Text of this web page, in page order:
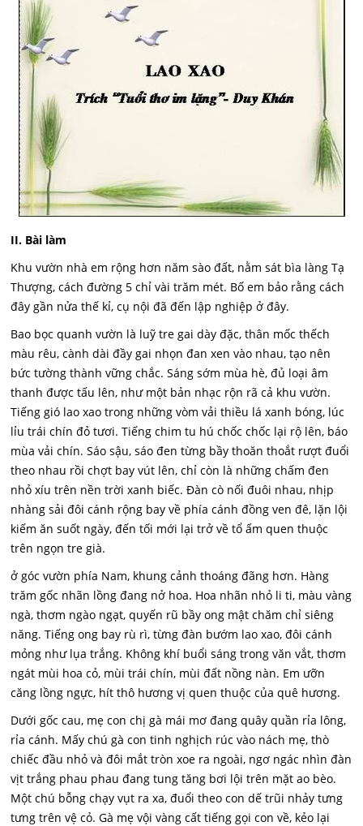
II. Bài làm
Khu vườn nhà em rộng hơn năm sào đất, nằm sát bìa làng Tạ
Thượng, cách đường 5 chỉ vài trăm mét. Bố em bảo rằng cách
đây gần nửa thế kỉ, cụ nội đã đến lập nghiệp ở đây.
Bao bọc quanh vườn là luỹ tre gai dày đặc, thân mốc thếch
màu rêu, cành dài đầy gai nhọn đan xen vào nhau, tạo nên
bức tường thành vững chắc. Sáng sớm mùa hè, đủ loại âm
thanh được tấu lên, như một bản nhạc rộn rã cả khu vườn.
Tiếng gió lao xao trong những vòm vải thiều lá xanh bóng, lúc
lỉu trái chín đỏ tươi. Tiếng chim tu hú chốc chốc lại rộ lên, báo
mùa vải chín. Sáo sậu, sáo đen từng bầy thoăn thoắt rượt đuổi
theo nhau rồi chợt bay vút lên, chỉ còn là những chấm đen
nhỏ xíu trên nền trời xanh biếc. Đàn cò nối đuôi nhau, nhịp
nhàng sải đôi cánh rộng bay về phía cánh đồng ven đê, lặn lội
kiếm ăn suốt ngày, đến tối mới lại trở về tổ ấm quen thuộc
trên ngọn tre già.
ở góc vườn phía Nam, khung cảnh thoáng đãng hơn. Hàng
trăm gốc nhãn lồng đang nở hoa. Hoa nhãn nhỏ li ti, màu vàng
ngà, thơm ngào ngạt, quyến rũ bầy ong mật chăm chỉ siêng
năng. Tiếng ong bay rù rì, từng đàn bướm lao xao, đôi cánh
mỏng như lụa trắng. Không khí buổi sáng trong văn vắt, thơm
ngát mùi hoa cỏ, mùi trái chín, mùi đất nồng nàn. Em ưỡn
căng lồng ngực, hít thô hương vị quen thuộc của quê hương.
Dưới gốc cau, mẹ con chị gà mái mơ đang quây quần rỉa lông,
rỉa cánh. Mấy chú gà con tinh nghịch rúc vào nách mẹ, thò
chiếc đầu nhỏ và đôi mắt tròn xoe ra ngoài, ngơ ngác nhìn đàn
vịt trắng phau phau đang tung tăng bơi lội trên mặt ao bèo.
Một chú bỗng chạy vụt ra xa, đuổi theo con dế trũi nhảy tưng
tưng trên vệ cỏ. Gà mẹ vội vàng cất tiếng gọi con về, kẻo lại